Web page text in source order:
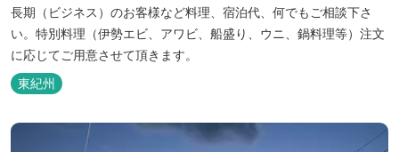
長期（ビジネス）のお客様など料理、宿泊代、何でもご相談下さ
い。特別料理（伊勢エビ、アワビ、船盛り、ウニ、鍋料理等）注文
に応じてご用意させて頂きます。
東紀州